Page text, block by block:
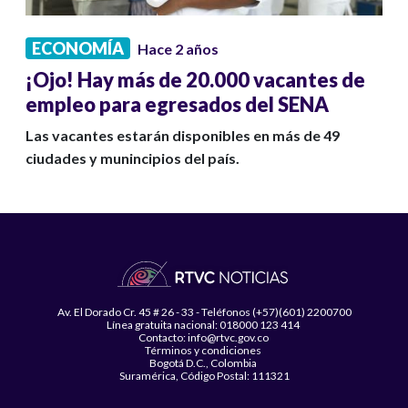
ECONOMÍA Hace 2 años
¡Ojo! Hay más de 20.000 vacantes de
empleo para egresados del SENA
Las vacantes estarán disponibles en más de 49
ciudades y munincipios del país.
Av. El Dorado Cr. 45 # 26 - 33 - Teléfonos (+57)(601) 2200700
Línea gratuita nacional: 018000 123 414
Contacto: info@rtvc.gov.co
Términos y condiciones
Bogotá D.C., Colombia
Suramérica, Código Postal: 111321